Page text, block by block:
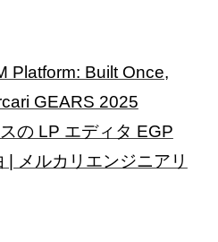
Platform: Built Once,
GEARS 2025
の LP エディタ EGP
メルカリエンジニアリ